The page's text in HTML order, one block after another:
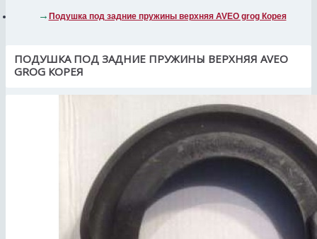
Подушка под задние пружины верхняя AVEO grog Корея
ПОДУШКА ПОД ЗАДНИЕ ПРУЖИНЫ ВЕРХНЯЯ AVEO
GROG КОРЕЯ